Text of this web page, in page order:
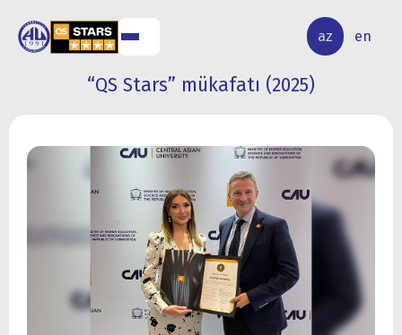
az en
ELMİ
TƏDQİQAT
“QS Stars” mükafatı (2025)